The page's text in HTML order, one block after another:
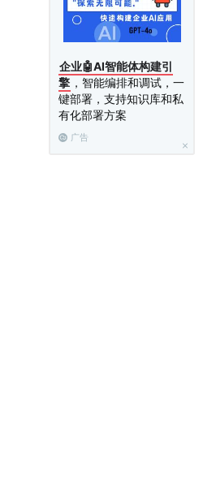
企业🤖AI智能体构建引
擎 ，智能编排和调试，一
键部署，支持知识库和私
有化部署方案
广告